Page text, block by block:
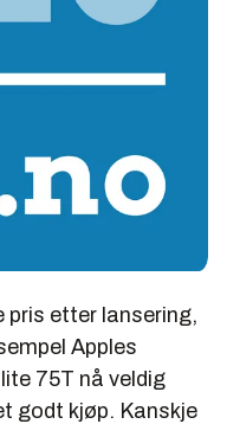
pris etter lansering,
Apples
75T nå veldig
godt kjøp. Kanskje